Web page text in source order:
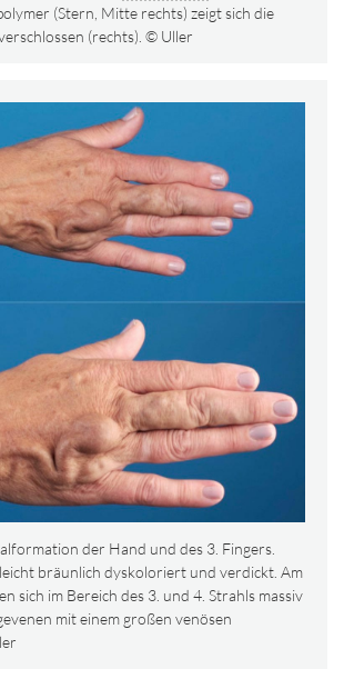
(Stern, Mitte rechts) zeigt sich die
(rechts). © Uller
der Hand und des 3. Fingers.
bräunlich dyskoloriert und verdickt. Am
sich im Bereich des 3. und 4. Strahls massiv
mit einem großen venösen